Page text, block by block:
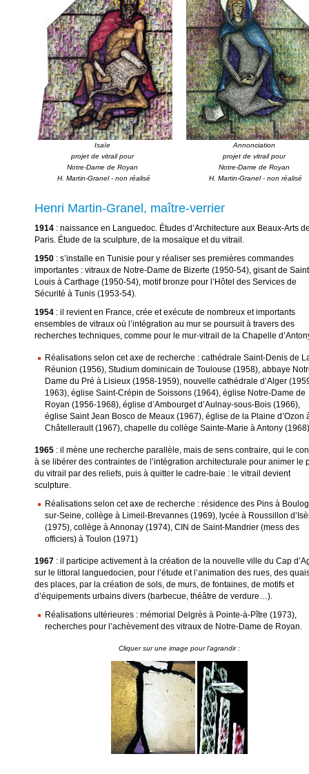
Isaïe
projet de vitrail pour
Notre-Dame de Royan
H. Martin-Granel - non réalisé
Annonciation
projet de vitrail pour
Notre-Dame de Royan
H. Martin-Granel - non réalisé
Henri Martin-Granel, maître-verrier
1914 : naissance en Languedoc. Études d’Architecture aux Beaux-Arts
Paris. Étude de la sculpture, de la mosaïque et du vitrail.
1950 : s’installe en Tunisie pour y réaliser ses premières commandes
importantes : vitraux de Notre-Dame de Bizerte (1950-54), gisant de
Louis à Carthage (1950-54), motif bronze pour l’Hôtel des Services de
Sécurité à Tunis (1953-54).
1954 : il revient en France, crée et exécute de nombreux et importants
ensembles de vitraux où l’intégration au mur se poursuit à travers des
recherches techniques, comme pour le mur-vitrail de la Chapelle
Réalisations selon cet axe de recherche : cathédrale Saint-Denis de
Réunion (1956), Studium dominicain de Toulouse (1958), abbaye
Dame du Pré à Lisieux (1958-1959), nouvelle cathédrale d’Alger
1963), église Saint-Crépin de Soissons (1964), église Notre-Dame de
Royan (1956-1968), église d’Ambourget d’Aulnay-sous-Bois (1966),
église Saint Jean Bosco de Meaux (1967), église de la Plaine d’Ozon
Châtellerault (1967), chapelle du collège Sainte-Marie à Antony
1965 : il mène une recherche parallèle, mais de sens contraire, qui le
à se libérer des contraintes de l’intégration architecturale pour animer le
du vitrail par des reliefs, puis à quitter le cadre-baie : le vitrail devient
sculpture.
Réalisations selon cet axe de recherche : résidence des Pins à
sur-Seine, collège à Limeil-Brevannes (1969), lycée à Roussillon
(1975), collège à Annonay (1974), CIN de Saint-Mandrier (mess des
officiers) à Toulon (1971)
1967 : il participe activement à la création de la nouvelle ville du Cap
sur le littoral languedocien, pour l’étude et l’animation des rues, des
des places, par la création de sols, de murs, de fontaines, de motifs et
d’équipements urbains divers (barbecue, théâtre de verdure…).
Réalisations ultérieures : mémorial Delgrès à Pointe-à-Pître (1973),
recherches pour l’achèvement des vitraux de Notre-Dame de Royan.